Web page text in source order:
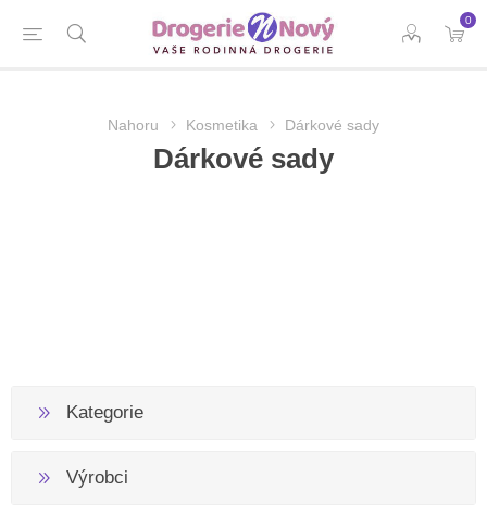
0
Nahoru Kosmetika Dárkové sady
Dárkové sady
Kategorie
Výrobci